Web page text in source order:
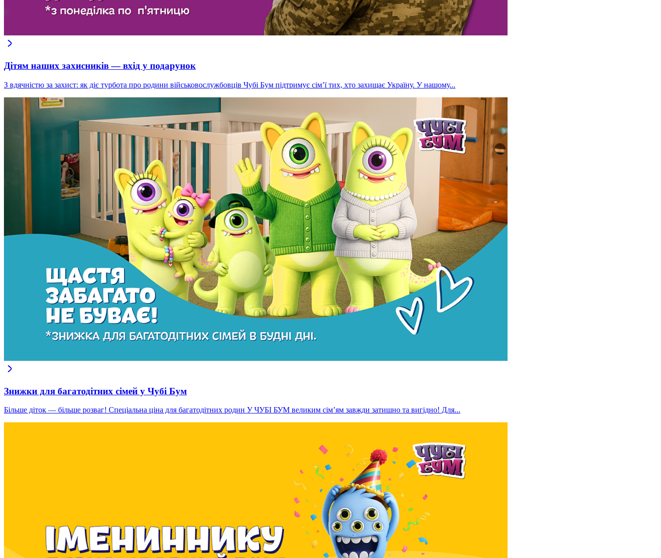
Дітям наших захисників — вхід у подарунок
З вдячністю за захист: як діє турбота про родини військовослужбовців Чубі Бум підтримує сім’ї тих, хто захищає Україну. У нашому...
Знижки для багатодітних сімей у Чубі Бум
Більше діток — більше розваг! Спеціальна ціна для багатодітних родин У ЧУБІ БУМ великим сім’ям завжди затишно та вигідно! Для...